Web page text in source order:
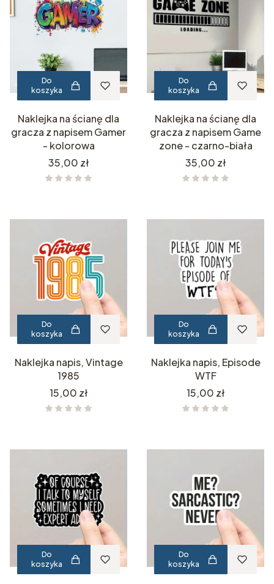
Do
koszyka
Naklejka na ścianę dla
gracza z napisem Gamer
- kolorowa
Cena
35,00 zł
Do
koszyka
Naklejka na ścianę dla
gracza z napisem Game
zone - czarno-biała
Cena
35,00 zł
Do
koszyka
Naklejka napis, Vintage
1985
Cena
15,00 zł
Do
koszyka
Naklejka napis, Episode
WTF
Cena
15,00 zł
Do
koszyka
Do
koszyka